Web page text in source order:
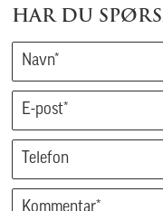
HAR DU